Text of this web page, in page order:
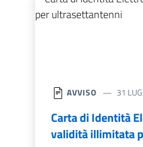
AVVISO 31
Carta di Identità
validità illimitata